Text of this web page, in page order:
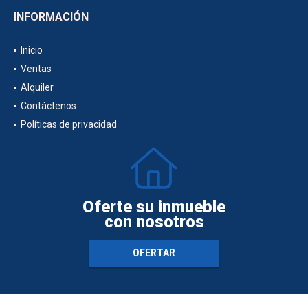
INFORMACIÓN
Inicio
Ventas
Alquiler
Contáctenos
Políticas de privacidad
Oferte su inmueble
con nosotros
OFERTAR